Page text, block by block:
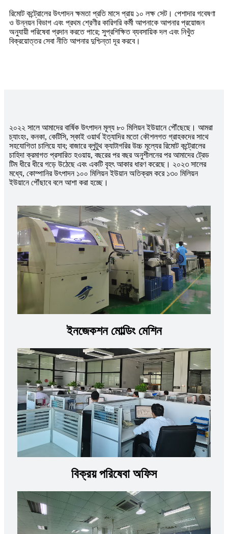
রিমোট কন্ট্রোলের উৎপাদন ক্ষমতা প্রতি মাসে প্রায় ১০ লক্ষ সেট। পেশাদার গবেষণা
ও উন্নয়ন বিভাগ এবং প্রথম শ্রেণীর কারিগরি কর্মী আপনাকে আপনার প্রয়োজন
অনুযায়ী পরিষেবা প্রদান করতে পারে; সুপ্রশিক্ষিত ব্যবসায়িক দল এবং নিখুঁত
বিক্রয়োত্তর সেবা নীতি আপনার দুশ্চিন্তা দূর করবে।
২০২২ সালে আমাদের বার্ষিক উৎপাদন মূল্য ৮০ মিলিয়ন ইউয়ানে পৌঁছেছে। আমরা
চ্যাংহং, কনকা, কেটিসি, স্কাই ওয়ার্থ ইত্যাদির মতো কৌশলগত গ্রাহকদের সাথে
সহযোগিতা চালিয়ে যাব; বাজারে ব্লুটুথ ক্যাটাগরির উচ্চ মূল্যের রিমোট কন্ট্রোলের
চাহিদা ক্রমাগত প্রসারিত হওয়ায়, বছরের পর বছর অনুশীলনের পর আমাদের ট্রেড
টিম ধীরে ধীরে গড়ে উঠেছে এবং একটি বৃহৎ আকার ধারণ করেছে। ২০২৩ সালের
মধ্যে, কোম্পানির উৎপাদন ১০০ মিলিয়ন ইউয়ান অতিক্রম করে ১৩০ মিলিয়ন
ইউয়ানে পৌঁছাবে বলে আশা করা হচ্ছে।
ইনজেকশন মোল্ডিং মেশিন
বিক্রয় পরিষেবা অফিস